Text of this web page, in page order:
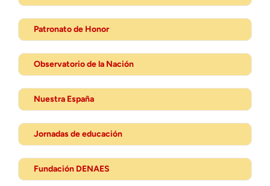
Patronato de Honor
Observatorio de la Nación
Nuestra España
Jornadas de educación
Fundación DENAES